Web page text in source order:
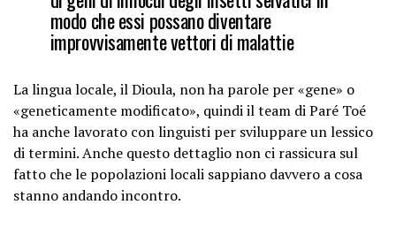
modo che essi possano diventare
improvvisamente vettori di malattie
La lingua locale, il Dioula, non ha parole per «gene» o
«geneticamente modificato», quindi il team di Paré Toé
ha anche lavorato con linguisti per sviluppare un lessico
di termini. Anche questo dettaglio non ci rassicura sul
fatto che le popolazioni locali sappiano davvero a cosa
stanno andando incontro.